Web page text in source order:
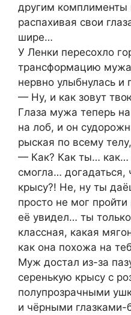
другим комплименты
распахивая свои
шире…
У Ленки пересохло
трансформацию мужа
нервно улыбнулась и
— Ну, и как зовут
Глаза мужа теперь
на лоб, и он
рыская по всему
— Как? Как ты…
смогла… догадаться,
крысу?! Не, ну ты
просто не мог
её увидел… ты
классная, какая
как она похожа на
Муж достал из-за
серенькую крысу с
полупрозрачными
и чёрными глазками-